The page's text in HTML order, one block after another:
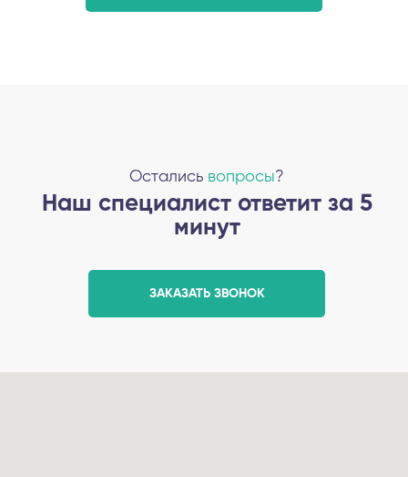
Остались вопросы?
Наш специалист ответит за 5
минут
ЗАКАЗАТЬ ЗВОНОК